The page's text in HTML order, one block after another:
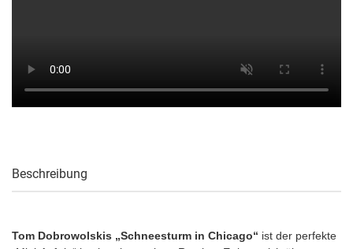
Beschreibung
Tom Dobrowolskis „Schneesturm in Chicago“ ist der perfekte